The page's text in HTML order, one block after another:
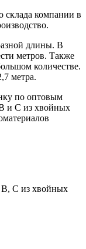
склада компании в
длины. В
метров. Также
количестве.
метра.
по оптовым
и C из хвойных
В, С из хвойных